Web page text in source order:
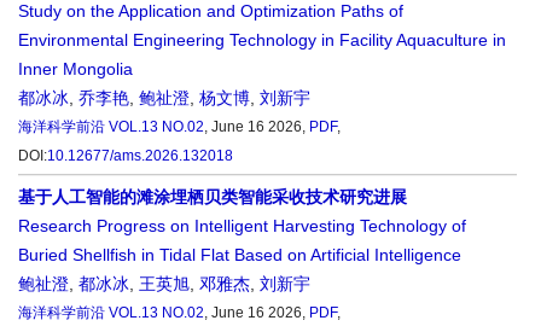
Study on the Application and Optimization Paths of
Environmental Engineering Technology in Facility Aquaculture in
Inner Mongolia
都冰冰 乔李艳 鲍祉澄 杨文博 刘新宇
海洋科学前沿 VOL.13 NO.02, June 16 2026, PDF,
DOI:10.12677/ams.2026.132018
基于人工智能的滩涂埋栖贝类智能采收技术研究进展
Research Progress on Intelligent Harvesting Technology of
Buried Shellfish in Tidal Flat Based on Artificial Intelligence
鲍祉澄 都冰冰 王英旭 邓雅杰 刘新宇
海洋科学前沿 VOL.13 NO.02, June 16 2026, PDF,